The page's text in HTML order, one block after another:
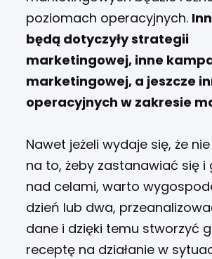
poziomach operacyjnych.
będą dotyczyły strategii
marketingowej, inne
marketingowej, a jeszcze
operacyjnych w zakresie
Nawet jeżeli wydaje się, że
na to, żeby zastanawiać się i
nad celami, warto
dzień lub dwa,
dane i dzięki temu stworzyć
receptę na działanie w